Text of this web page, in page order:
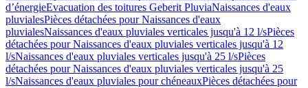
d’énergieEvacuation des toitures Geberit PluviaNaissances d'eaux
pluvialesPièces détachées pour Naissances d'eaux
pluvialesNaissances d'eaux pluviales verticales jusqu'à 12 l/sPièces
détachées pour Naissances d'eaux pluviales verticales jusqu'à 12
l/sNaissances d'eaux pluviales verticales jusqu'à 25 l/sPièces
détachées pour Naissances d'eaux pluviales verticales jusqu'à 25
l/sNaissances d'eaux pluviales pour chéneauxPièces détachées pour